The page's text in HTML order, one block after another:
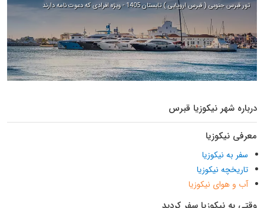
تور قبرس جنوبی ( قبرس اروپایی ) تابستان 1405 - ویژه افرادی که دعوت نامه دارند
درباره شهر نیکوزیا قبرس
معرفی نیکوزیا
سفر به نیکوزیا
تاریخچه نیکوزیا
آب و هوای نیکوزیا